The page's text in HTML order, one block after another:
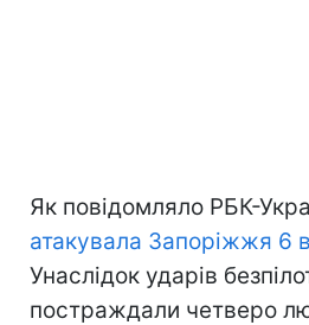
Як повідомляло РБК-
атакувала Запоріжжя 6
Унаслідок ударів
постраждали четверо